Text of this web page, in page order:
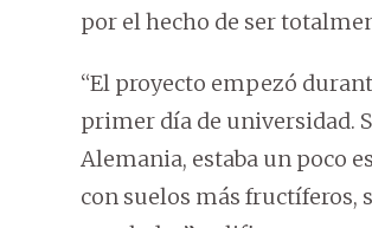
por el hecho de ser
“El proyecto empezó
primer día de universidad.
Alemania, estaba un poco
con suelos más fructíferos,